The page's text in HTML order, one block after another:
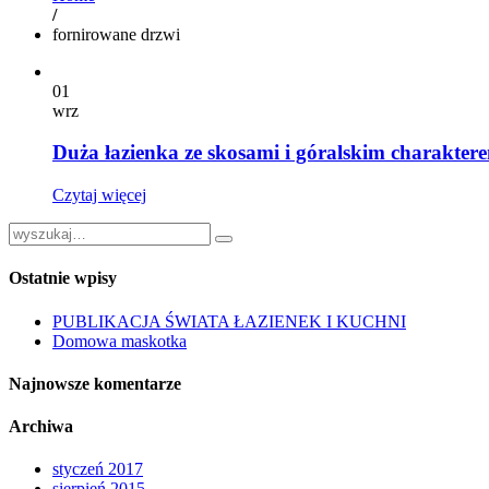
/
fornirowane drzwi
01
wrz
Duża łazienka ze skosami i góralskim
Czytaj więcej
Ostatnie wpisy
PUBLIKACJA ŚWIATA ŁAZIENEK I KUCHNI
Domowa maskotka
Najnowsze komentarze
Archiwa
styczeń 2017